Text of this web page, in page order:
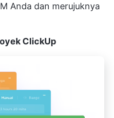
Anda dan merujuknya
ClickUp